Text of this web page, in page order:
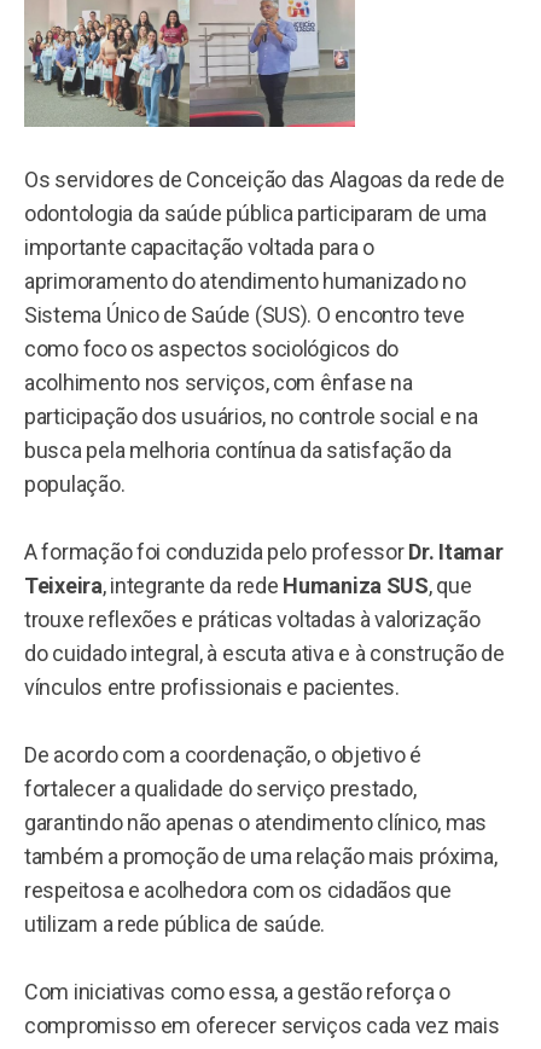
Os servidores de Conceição das Alagoas da rede de
odontologia da saúde pública participaram de uma
importante capacitação voltada para o
aprimoramento do atendimento humanizado no
Sistema Único de Saúde (SUS). O encontro teve
como foco os aspectos sociológicos do
acolhimento nos serviços, com ênfase na
participação dos usuários, no controle social e na
busca pela melhoria contínua da satisfação da
população.
A formação foi conduzida pelo professorDr. Itamar
Teixeira, integrante da rede Humaniza SUS, que
trouxe reflexões e práticas voltadas à valorização
do cuidado integral, à escuta ativa e à construção de
vínculos entre profissionais e pacientes.
De acordo com a coordenação, o objetivo é
fortalecer a qualidade do serviço prestado,
garantindo não apenas o atendimento clínico, mas
também a promoção de uma relação mais próxima,
respeitosa e acolhedora com os cidadãos que
utilizam a rede pública de saúde.
Com iniciativas como essa, a gestão reforça o
compromisso em oferecer serviços cada vez mais